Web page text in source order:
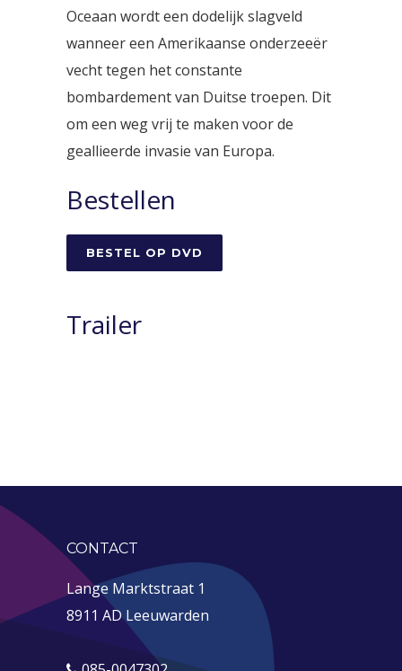
Oceaan wordt een dodelijk slagveld
wanneer een Amerikaanse onderzeeër
vecht tegen het constante
bombardement van Duitse troepen. Dit
om een weg vrij te maken voor de
geallieerde invasie van Europa.
Bestellen
BESTEL OP DVD
Trailer
CONTACT
Lange Marktstraat 1
8911 AD Leeuwarden